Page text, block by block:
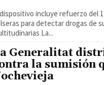
incluye refuerzo del
para detectar drogas de
multitudinarias La...
Generalitat
la sumisión